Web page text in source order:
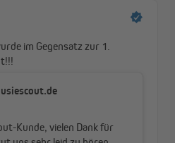
deinen Pergola-Rollladen zu
am Griff nach oben oder unten
Kurbel bedienen (wahlweise
Bedienung steht dir ein
die Bedienung mit Funkmotor